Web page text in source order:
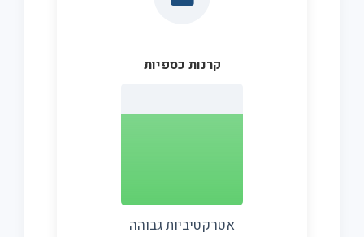
קרנות כספיות
אטרקטיביות גבוהה